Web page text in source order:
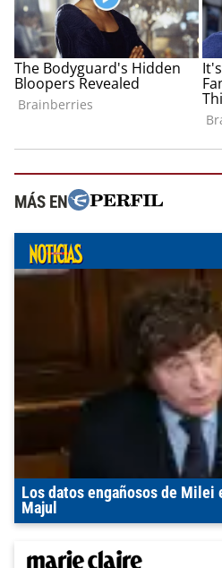
MÁS EN
Los datos engañosos de Milei
Majul